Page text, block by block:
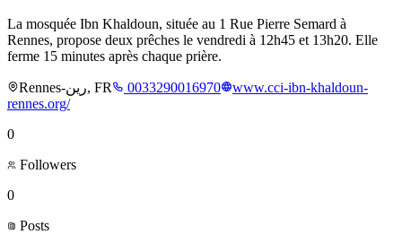
La mosquée Ibn Khaldoun, située au 1 Rue Pierre Semard à
Rennes, propose deux prêches le vendredi à 12h45 et 13h20. Elle
ferme 15 minutes après chaque prière.
Rennes-رين, FR 0033290016970
www.cci-ibn-khaldoun-
rennes.org/
0
Followers
0
Posts